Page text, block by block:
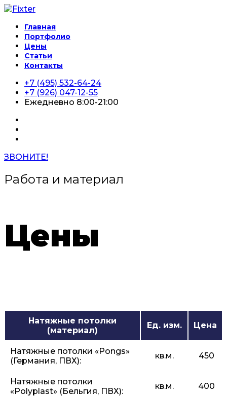
Главная
Портфолио
Цены
Статьи
Контакты
+7 (495) 532-64-24
+7 (926) 047-12-55
Ежедневно 8:00-21:00
ЗВОНИТЕ!
Работа и материал
Цены
Натяжные потолки
(материал)
Ед. изм. Цена
Натяжные потолки «Pongs»
(Германия, ПВХ):
кв.м. 450
Натяжные потолки
«Polyplast» (Бельгия, ПВХ):
кв.м. 400